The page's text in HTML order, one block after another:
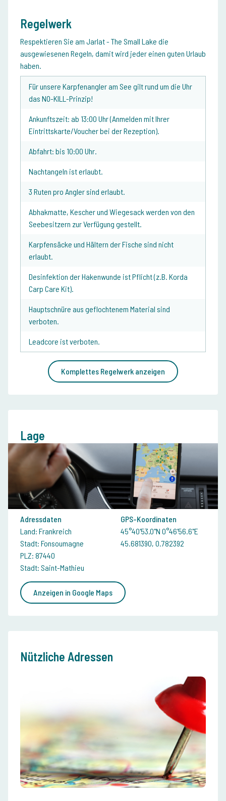
Regelwerk
Respektieren Sie am Jarlat - The Small Lake die
ausgewiesenen Regeln, damit wird jeder einen guten Urlaub
haben.
Für unsere Karpfenangler am See gilt rund um die Uhr
das NO-KILL-Prinzip!
Ankunftszeit: ab 13:00 Uhr (Anmelden mit Ihrer
Eintrittskarte/Voucher bei der Rezeption).
Abfahrt: bis 10:00 Uhr.
Nachtangeln ist erlaubt.
3 Ruten pro Angler sind erlaubt.
Abhakmatte, Kescher und Wiegesack werden von den
Seebesitzern zur Verfügung gestellt.
Karpfensäcke und Hältern der Fische sind nicht
erlaubt.
Desinfektion der Hakenwunde ist Pflicht (z.B. Korda
Carp Care Kit).
Hauptschnüre aus geflochtenem Material sind
verboten.
Leadcore ist verboten.
Komplettes Regelwerk anzeigen
Lage
Adressdaten
Land: Frankreich
Stadt: Fonsoumagne
PLZ: 87440
Stadt: Saint-Mathieu
GPS-Koordinaten
45°40'53.0"N 0°46'56.6"E
45.681390, 0.782392
Anzeigen in Google Maps
Nützliche Adressen